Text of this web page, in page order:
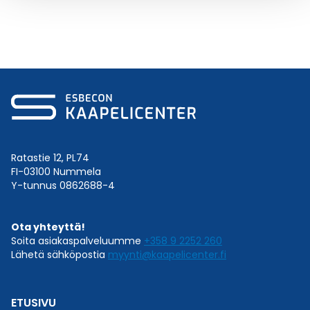
Ratastie 12, PL74
FI-03100 Nummela
Y-tunnus 0862688-4
Ota yhteyttä!
Soita asiakaspalveluumme +358 9 2252 260
Lähetä sähköpostia myynti@kaapelicenter.fi
ETUSIVU